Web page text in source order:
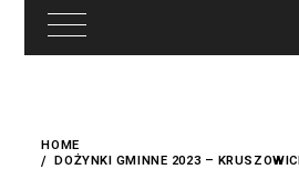
treści
content
HOME
DOŻYNKI GMINNE 2023 –